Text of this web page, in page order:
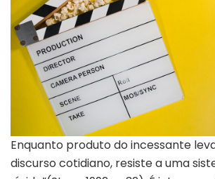
Enquanto produto do incessante
discurso cotidiano, resiste a uma